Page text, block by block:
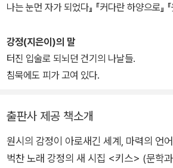
나는 눈먼 자가 되었다』 『커다란 하양으로』 『
다.
강정(지은이)의 말
터진 입술로 되뇌던 건기의 나날들.
침묵에도 피가 고여 있다.
출판사 제공 책소개
원시의 감정이 아로새긴 세계, 마력의 언
벅찬 노래 강정의 새 시집 <키스> (문학과지성사, 2008)가 문